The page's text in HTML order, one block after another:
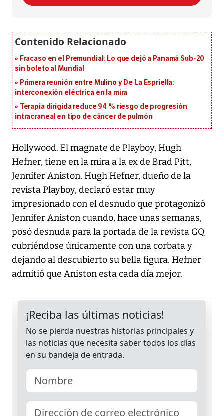
Fracaso en el Premundial: Lo que dejó a Panamá Sub-20
sin boleto al Mundial
Primera reunión entre Mulino y De La Espriella:
interconexión eléctrica en la mira
Terapia dirigida reduce 94 % riesgo de progresión
intracraneal en tipo de cáncer de pulmón
Hollywood. El magnate de Playboy, Hugh
Hefner, tiene en la mira a la ex de Brad Pitt,
Jennifer Aniston. Hugh Hefner, dueño de la
revista Playboy, declaró estar muy
impresionado con el desnudo que protagonizó
Jennifer Aniston cuando, hace unas semanas,
posó desnuda para la portada de la revista GQ
cubriéndose únicamente con una corbata y
dejando al descubierto su bella figura. Hefner
admitió que Aniston esta cada día mejor.